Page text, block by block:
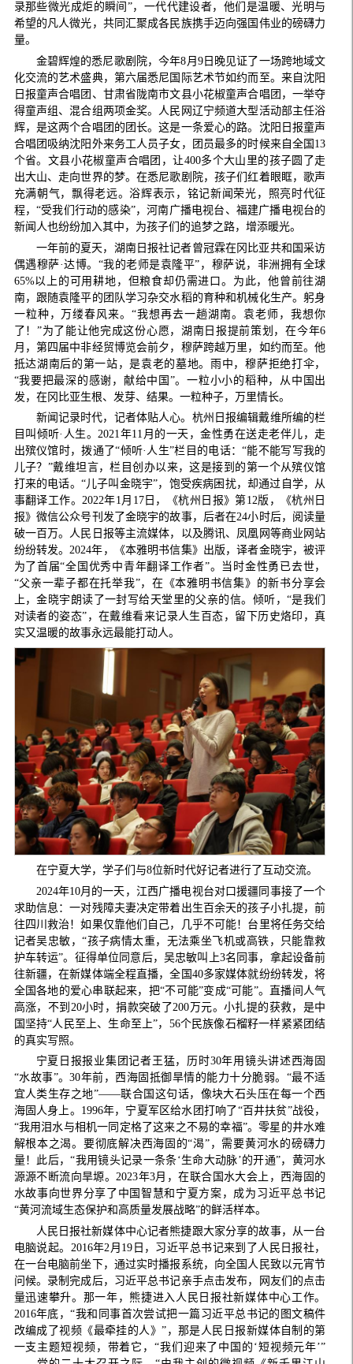
录那些微光成炬的瞬间”，一代代建设者，他们是温暖、光明与
希望的凡人微光，共同汇聚成各民族携手迈向强国伟业的磅礴力
量。
金碧辉煌的悉尼歌剧院，今年8月9日晚见证了一场跨地域文
化交流的艺术盛典，第六届悉尼国际艺术节如约而至。来自沈阳
日报童声合唱团、甘肃省陇南市文县小花椒童声合唱团，一举夺
得童声组、混合组两项金奖。人民网辽宁频道大型活动部主任浴
辉，是这两个合唱团的团长。这是一条爱心的路。沈阳日报童声
合唱团吸纳沈阳外来务工人员子女，团员最多的时候来自全国13
个省。文县小花椒童声合唱团，让400多个大山里的孩子圆了走
出大山、走向世界的梦。在悉尼歌剧院，孩子们红着眼眶，歌声
充满朝气，飘得老远。浴辉表示，铭记新闻荣光，照亮时代征
程，“受我们行动的感染”，河南广播电视台、福建广播电视台的
新闻人也纷纷加入其中，为孩子们的追梦之路，增添暖光。
一年前的夏天，湖南日报社记者曾冠霖在冈比亚共和国采访
偶遇穆萨·达博。“我的老师是袁隆平”，穆萨说，非洲拥有全球
65%以上的可用耕地，但粮食却仍需进口。为此，他曾前往湖
南，跟随袁隆平的团队学习杂交水稻的育种和机械化生产。躬身
一粒种，万缕春风来。“我想再去一趟湖南。袁老师，我想你
了！”为了能让他完成这份心愿，湖南日报提前策划，在今年6
月，第四届中非经贸博览会前夕，穆萨跨越万里，如约而至。他
抵达湖南后的第一站，是袁老的墓地。雨中，穆萨拒绝打伞，
“我要把最深的感谢，献给中国”。一粒小小的稻种，从中国出
发，在冈比亚生根、发芽、结果。一粒种子，万里情长。
新闻记录时代，记者体贴人心。杭州日报编辑戴维所编的栏
目叫倾听·人生。2021年11月的一天，金性勇在送走老伴儿，走
出殡仪馆时，拨通了“倾听·人生”栏目的电话：“能不能写写我的
儿子？”戴维坦言，栏目创办以来，这是接到的第一个从殡仪馆
打来的电话。“儿子叫金晓宇”，饱受疾病困扰，却通过自学，从
事翻译工作。2022年1月17日，《杭州日报》第12版，《杭州日
报》微信公众号刊发了金晓宇的故事，后者在24小时后，阅读量
破一百万。人民日报等主流媒体，以及腾讯、凤凰网等商业网站
纷纷转发。2024年，《本雅明书信集》出版，译者金晓宇，被评
为了首届“全国优秀中青年翻译工作者”。当时金性勇已去世，
“父亲一辈子都在托举我”，在《本雅明书信集》的新书分享会
上，金晓宇朗读了一封写给天堂里的父亲的信。倾听，“是我们
对读者的姿态”，在戴维看来记录人生百态，留下历史烙印，真
实又温暖的故事永远最能打动人。
在宁夏大学，学子们与8位新时代好记者进行了互动交流。
2024年10月的一天，江西广播电视台对口援疆同事接了一个
求助信息：一对残障夫妻决定带着出生百余天的孩子小扎提，前
往四川救治！如果仅靠他们自己，几乎不可能！台里将任务交给
记者吴忠敏，“孩子病情太重，无法乘坐飞机或高铁，只能靠救
护车转运”。征得单位同意后，吴忠敏叫上3名同事，拿起设备前
往新疆，在新媒体端全程直播，全国40多家媒体就纷纷转发，将
全国各地的爱心串联起来，把“不可能”变成“可能”。直播间人气
高涨，不到20小时，捐款突破了200万元。小扎提的获救，是中
国坚持“人民至上、生命至上”，56个民族像石榴籽一样紧紧团结
的真实写照。
宁夏日报报业集团记者王猛，历时30年用镜头讲述西海固
“水故事”。30年前，西海固抵御旱情的能力十分脆弱。“最不适
宜人类生存之地”——联合国这句话，像块大石头压在每一个西
海固人身上。1996年，宁夏军区给水团打响了“百井扶贫”战役，
“我用泪水与相机一同定格了这来之不易的幸福”。零星的井水难
解根本之渴。要彻底解决西海固的“渴”，需要黄河水的磅礴力
量！此后，“我用镜头记录一条条‘生命大动脉’的开通”，黄河水
源源不断流向旱塬。2023年3月，在联合国水大会上，西海固的
水故事向世界分享了中国智慧和宁夏方案，成为习近平总书记
“黄河流域生态保护和高质量发展战略”的鲜活样本。
人民日报社新媒体中心记者熊捷跟大家分享的故事，从一台
电脑说起。2016年2月19日，习近平总书记来到了人民日报社，
在一台电脑前坐下，通过实时播报系统，向全国人民致以元宵节
问候。录制完成后，习近平总书记亲手点击发布，网友们的点击
量迅速攀升。那一年，熊捷进入人民日报社新媒体中心工作。
2016年底，“我和同事首次尝试把一篇习近平总书记的图文稿件
改编成了视频《最牵挂的人》”，那是人民日报新媒体自制的第
一支主题短视频，带着它，“我们迎来了中国的‘短视频元年’”